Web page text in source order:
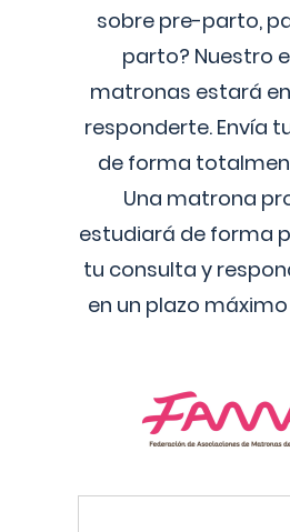
sobre pre-parto,
parto? Nuestro
matronas estará
responderte. Envía
de forma
Una matrona
estudiará de forma
tu consulta y
en un plazo